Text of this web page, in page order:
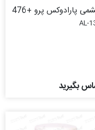
پارادوکس پرو +476
AL-
بگیرید